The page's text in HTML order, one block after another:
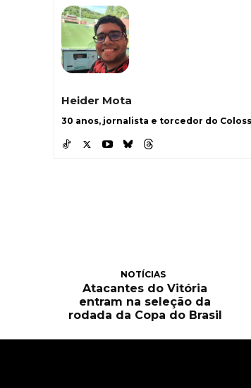
Heider Mota
30 anos, jornalista e torcedor do
NOTÍCIAS
Atacantes do Vitória
entram na seleção da
rodada da Copa do Brasil